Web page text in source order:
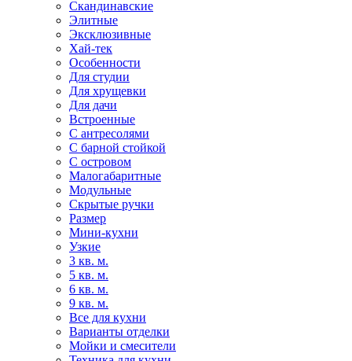
Скандинавские
Элитные
Эксклюзивные
Хай-тек
Особенности
Для студии
Для хрущевки
Для дачи
Встроенные
С антресолями
С барной стойкой
С островом
Малогабаритные
Модульные
Скрытые ручки
Размер
Мини-кухни
Узкие
3 кв. м.
5 кв. м.
6 кв. м.
9 кв. м.
Все для кухни
Варианты отделки
Мойки и смесители